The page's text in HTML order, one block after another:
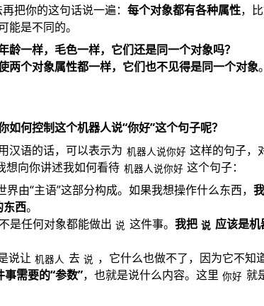
把你的这句话说一遍：每个对象都有各种属性，
是不同的。
龄一样，毛色一样，它们还是同一个对象吗？
两个对象属性都一样，它们也不见得是同一个对象。
何控制这个机器人说“你好”这个句子呢？
汉语的话，可以表示为 机器人说你好 这样的句子，
想向你讲述我如何看待 机器人说你好 这个句子：
界由“主语”这部分构成。如果我想操作什么东西，
东西。
是任何对象都能做出 说 这件事。 我把 说 应该是
说让 机器人 去 说
，它什么也做不了，因为它不知
事需要的“参数”，也就是说什么内容。这里 你好 就